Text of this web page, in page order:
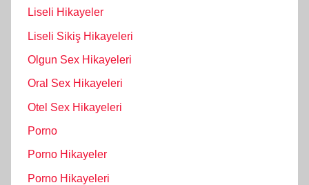
Liseli Hikayeler
Liseli Sikiş Hikayeleri
Olgun Sex Hikayeleri
Oral Sex Hikayeleri
Otel Sex Hikayeleri
Porno
Porno Hikayeler
Porno Hikayeleri